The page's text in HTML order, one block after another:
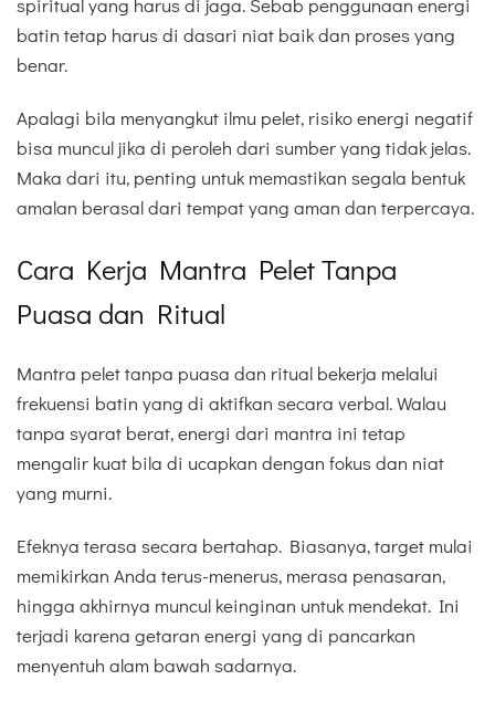
spiritual yang harus di jaga. Sebab penggunaan energi
batin tetap harus di dasari niat baik dan proses yang
benar.
Apalagi bila menyangkut ilmu pelet, risiko energi negatif
bisa muncul jika di peroleh dari sumber yang tidak jelas.
Maka dari itu, penting untuk memastikan segala bentuk
amalan berasal dari tempat yang aman dan terpercaya.
Cara Kerja Mantra Pelet Tanpa
Puasa dan Ritual
Mantra pelet tanpa puasa dan ritual bekerja melalui
frekuensi batin yang di aktifkan secara verbal. Walau
tanpa syarat berat, energi dari mantra ini tetap
mengalir kuat bila di ucapkan dengan fokus dan niat
yang murni.
Efeknya terasa secara bertahap. Biasanya, target mulai
memikirkan Anda terus-menerus, merasa penasaran,
hingga akhirnya muncul keinginan untuk mendekat. Ini
terjadi karena getaran energi yang di pancarkan
menyentuh alam bawah sadarnya.